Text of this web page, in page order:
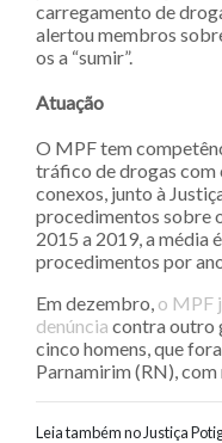
carregamento de
alertou membros
os a “sumir”.
Atuação
O MPF tem
tráfico de drogas com
conexos, junto à
procedimentos sobre
2015 a 2019, a média
procedimentos por
Em dezembro, o MPF
denúncia contra outro
cinco homens, que
Parnamirim (RN), com
Leia também no Justiça